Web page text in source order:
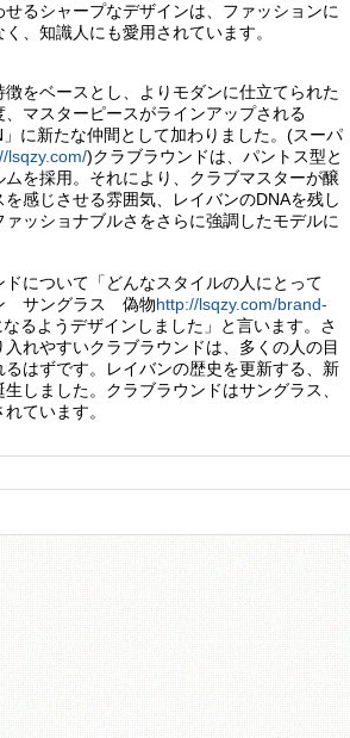
るシャープなデザインは、ファッションに
、知識人にも愛用されています。
をベースとし、よりモダンに仕立てられた
マスターピースがラインアップされる
」に新たな仲間として加わりました。(スーパ
lsqzy.com/)クラブラウンドは、パントス型と
を採用。それにより、クラブマスターが醸
を感じさせる雰囲気、レイバンのDNAを残し
ッショナブルさをさらに強調したモデルに
について「どんなスタイルの人にとって
サングラス 偽物http://lsqzy.com/brand-
るようデザインしました」と言います。さ
れやすいクラブラウンドは、多くの人の目
はずです。レイバンの歴史を更新する、新
しました。クラブラウンドはサングラス、
ています。